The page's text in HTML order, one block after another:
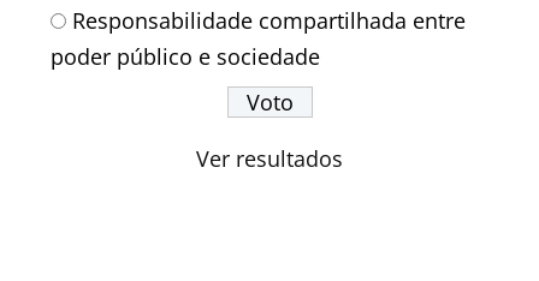
Responsabilidade compartilhada entre
poder público e sociedade
Ver resultados